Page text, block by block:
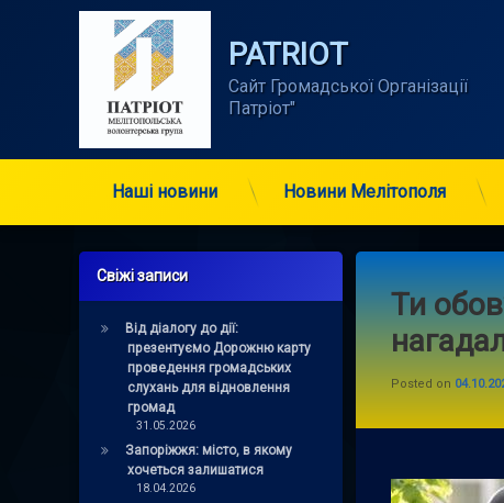
PATRIOT
Сайт Громадської Організації
Патріот"
Наші новини Новини Мелітополя
Ти
Posted on
Свіжі записи
Від діалогу до дії:
презентуємо Дорожню карту
проведення громадських
слухань для відновлення
громад
31.05.2026
Запоріжжя: місто, в якому
хочеться залишатися
18.04.2026